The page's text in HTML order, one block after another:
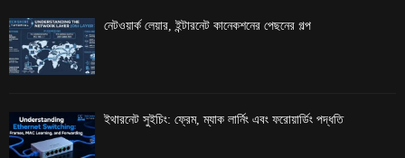
নেটওয়ার্ক লেয়ার, ইন্টারনেট কানেকশনের পেছনের গল্প
ইথারনেট সুইচিং: ফ্রেম, ম্যাক লার্নিং এবং ফরোয়ার্ডিং পদ্ধতি